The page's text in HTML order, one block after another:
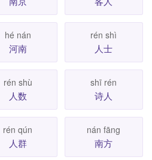
hé nán
河南
rén shì
人士
rén shù
人数
shī rén
诗人
rén qún
人群
nán fāng
南方